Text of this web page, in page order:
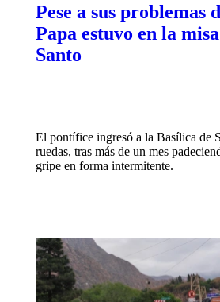
Pese a sus problemas
Papa estuvo en la
Santo
El pontífice ingresó a la Basílica de
ruedas, tras más de un mes
gripe en forma intermitente.